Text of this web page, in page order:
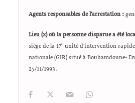
Agents responsables de l’arrestation :
Lieu (x) où la personne disparue a été
siège de la 17eunité d’intervention
nationale (GIR) situé à Bouhamdoune-
25/11/1993.